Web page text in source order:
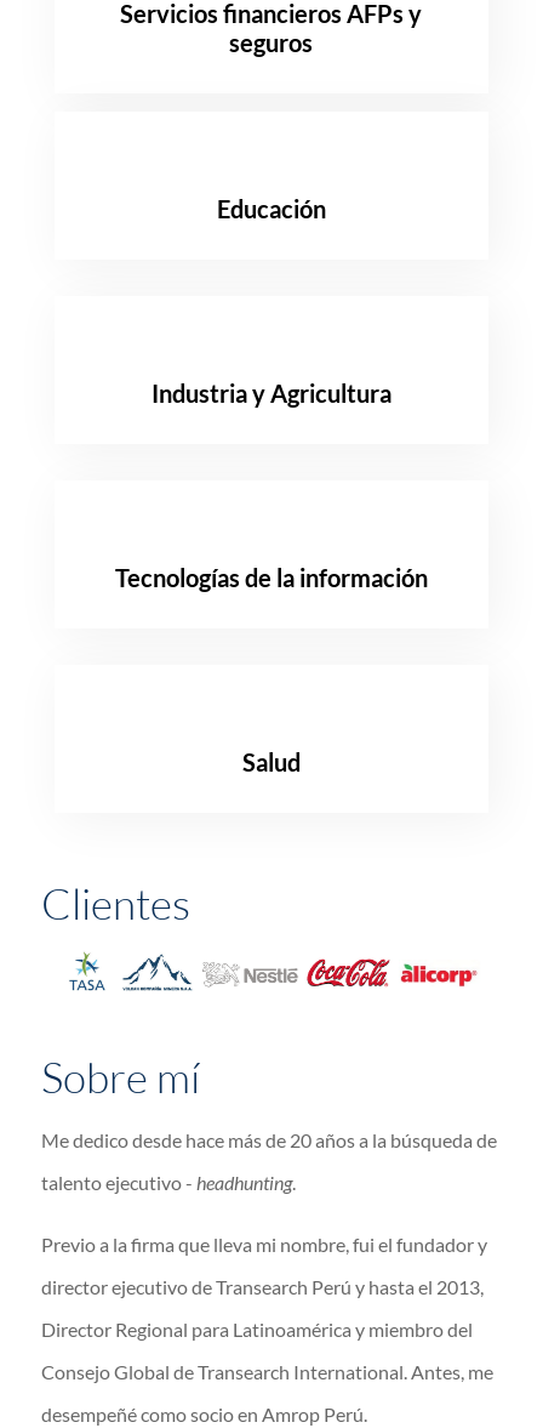
Servicios financieros AFPs y
seguros
Educación
Industria y Agricultura
Tecnologías de la información
Salud
Clientes
Sobre mí
Me dedico desde hace más de 20 años a la búsqueda de
talento ejecutivo - headhunting.
Previo a la firma que lleva mi nombre, fui el fundador y
director ejecutivo de Transearch Perú y hasta el 2013,
Director Regional para Latinoamérica y miembro del
Consejo Global de Transearch International. Antes, me
desempeñé como socio en Amrop Perú.